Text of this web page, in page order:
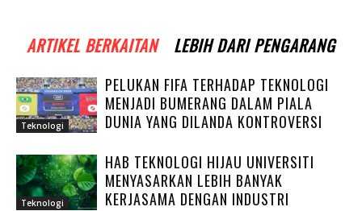
ARTIKEL BERKAITAN LEBIH DARI PENGARANG
Teknologi
PELUKAN FIFA TERHADAP TEKNOLOGI
MENJADI BUMERANG DALAM PIALA
DUNIA YANG DILANDA KONTROVERSI
Teknologi
HAB TEKNOLOGI HIJAU UNIVERSITI
MENYASARKAN LEBIH BANYAK
KERJASAMA DENGAN INDUSTRI